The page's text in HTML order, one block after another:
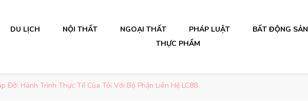
DU LỊCH NỘI THẤT NGOẠI THẤT PHÁP LUẬT BẤT ĐỘNG SẢN
THỰC PHẨM
Đỡ: Hành Trình Thực Tế Của Tôi Với Bộ Phận Liên Hệ LC88